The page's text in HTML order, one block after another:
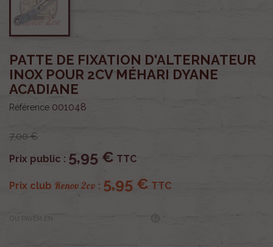
PATTE DE FIXATION D'ALTERNATEUR
INOX POUR 2CV MÉHARI DYANE
ACADIANE
Référence 001048
7,00 €
Prix public : 5,95 € TTC
Prix club Renov 2cv : 5,95 € TTC